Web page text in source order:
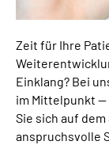
Zeit für Ihre
Einklang? Bei
im Mittelpunkt —
Sie sich auf
anspruchsvolle